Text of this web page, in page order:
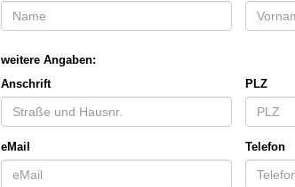
weitere Angaben:
Anschrift
PLZ
eMail Telefon